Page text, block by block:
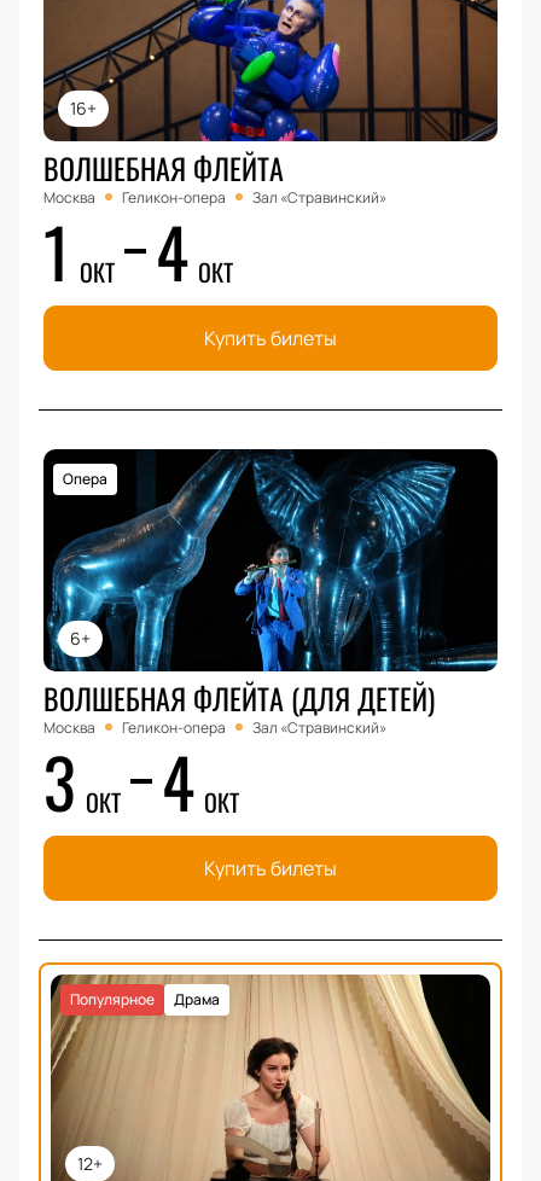
16+
ВОЛШЕБНАЯ ФЛЕЙТА
Москва Геликон-опера Зал «Стравинский»
1 ОКТ 4 ОКТ
Купить билеты
6+
Опера
ВОЛШЕБНАЯ ФЛЕЙТА (ДЛЯ ДЕТЕЙ)
Москва Геликон-опера Зал «Стравинский»
3 ОКТ 4 ОКТ
Купить билеты
12+
Драма
Популярное